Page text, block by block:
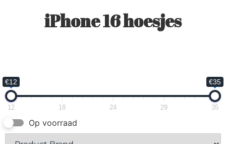
Telefoonhoesjes
Collecties
Contact
iPhone 16 hoesjes
€12 €35
12 18 24 29 35
Op voorraad